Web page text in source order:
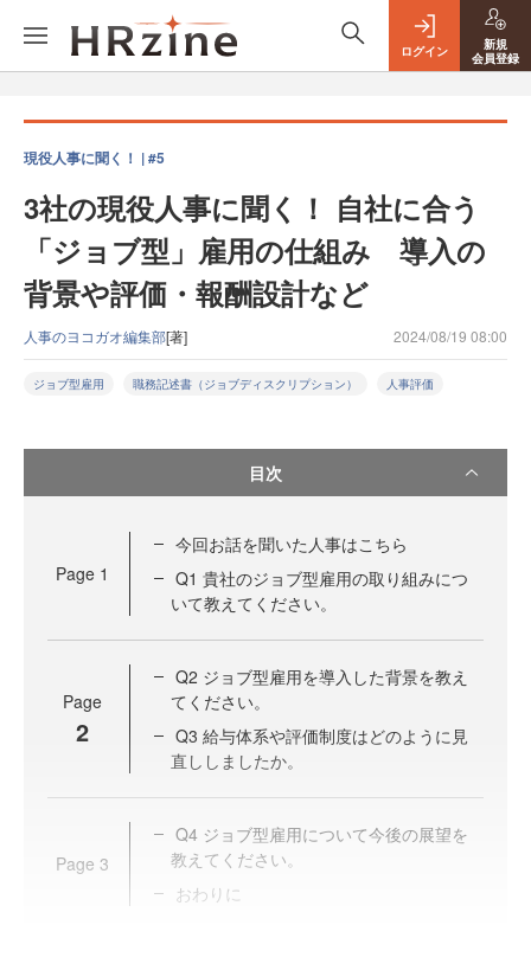
ログイン
新規
会員登録
現役人事に聞く！ | #5
3社の現役人事に聞く！ 自社に合う
「ジョブ型」雇用の仕組み 導入の
背景や評価・報酬設計など
人事のヨコガオ編集部[著] 2024/08/19 08:00
ジョブ型雇用 職務記述書（ジョブディスクリプション） 人事評価
目次
Page 1
今回お話を聞いた人事はこちら
Q1 貴社のジョブ型雇用の取り組みにつ
いて教えてください。
Page
2
Q2 ジョブ型雇用を導入した背景を教え
てください。
Q3 給与体系や評価制度はどのように見
直ししましたか。
Page 3
Q4 ジョブ型雇用について今後の展望を
教えてください。
おわりに